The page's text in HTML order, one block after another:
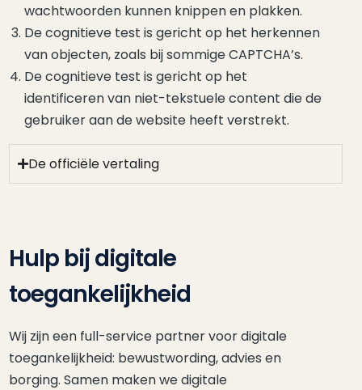
wachtwoorden kunnen knippen en plakken.
De cognitieve test is gericht op het herkennen
van objecten, zoals bij sommige CAPTCHA’s.
De cognitieve test is gericht op het
identificeren van niet-tekstuele content die de
gebruiker aan de website heeft verstrekt.
De officiële vertaling
Hulp bij digitale
toegankelijkheid
Wij zijn een full-service partner voor digitale
toegankelijkheid: bewustwording, advies en
borging. Samen maken we digitale